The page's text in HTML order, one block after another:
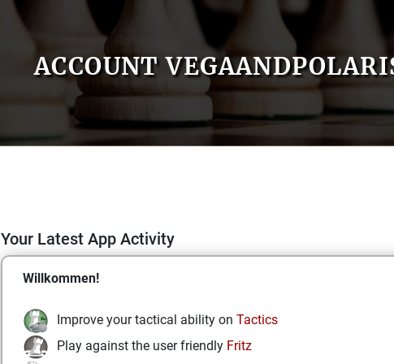
ACCOUNT
Your Latest App Activity
Willkommen!
Improve your tactical ability on Tactics
Play against the user friendly Fritz